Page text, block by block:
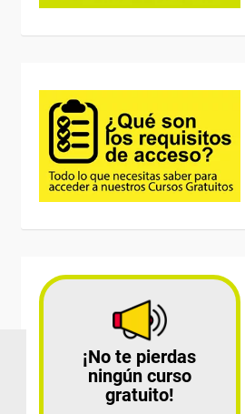
¡No te pierdas
ningún curso
gratuito!